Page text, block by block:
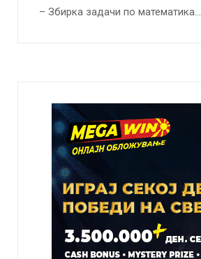
– Збирка задачи по математика…